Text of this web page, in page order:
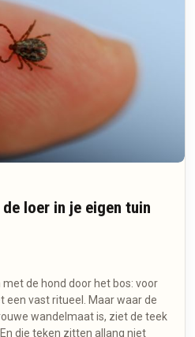
loer in je eigen tuin
de hond door het bos: voor
een vast ritueel. Maar waar de
wandelmaat is, ziet de teek
die teken zitten allang niet